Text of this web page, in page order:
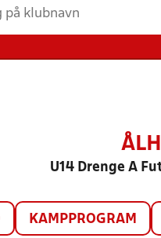
U14 Drenge A
KAMPPROGRAM